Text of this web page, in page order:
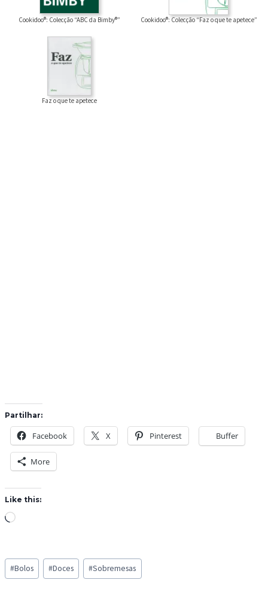
Cookidoo®: Colecção “ABC da Bimby®” Cookidoo®: Colecção “Faz o que te apetece”
Faz o que te apetece
Partilhar:
Facebook X Pinterest Buffer
More
Like this:
L
d
i
Post
Tags:
#Bolos #Doces #Sobremesas